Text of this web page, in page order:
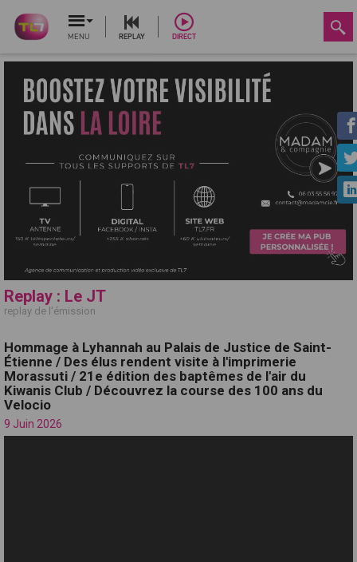
MENU REPLAY DIRECT
Replay : Le JT
replay de l'émission
Hommage à Lyhannah au Palais de Justice de Saint-
Étienne / Des élus rendent visite à l'imprimerie
Morassuti / 21e édition des baptêmes de l'air du
Kiwanis Club / Découvrez la course des 100 ans du
Velocio
9 Juin 2026